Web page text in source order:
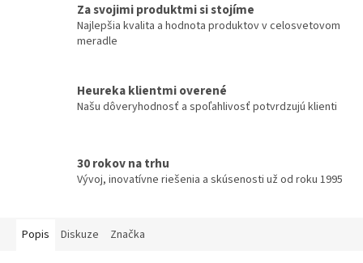
Za svojimi produktmi si stojíme
Najlepšia kvalita a hodnota produktov v celosvetovom
meradle
Heureka klientmi overené
Našu dôveryhodnosť a spoľahlivosť potvrdzujú klienti
30 rokov na trhu
Vývoj, inovatívne riešenia a skúsenosti už od roku 1995
Popis Diskuze Značka